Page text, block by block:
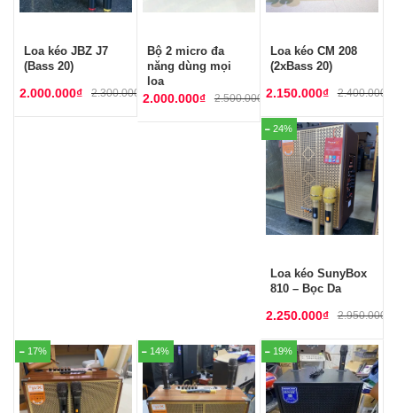
Loa kéo JBZ J7
(Bass 20)
2.300.000 ₫
2.000.000₫
Bộ 2 micro đa
năng dùng mọi
loa
2.500.000 ₫
2.000.000₫
Loa kéo CM 208
(2xBass 20)
2.400.000
2.150.000₫
24%
Loa kéo SunyBox
810 – Bọc Da
2.950.000
2.250.000₫
17% 14% 19%